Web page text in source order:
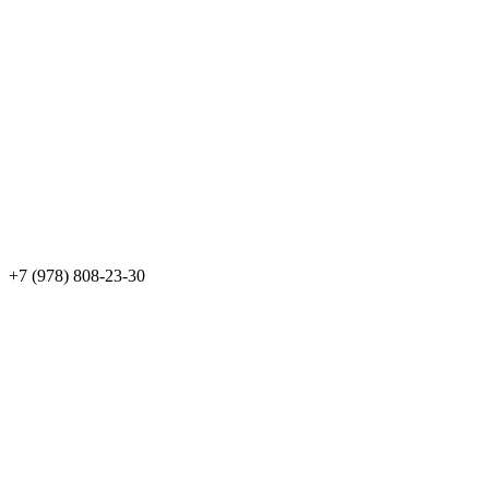
+7 (978) 808-23-30